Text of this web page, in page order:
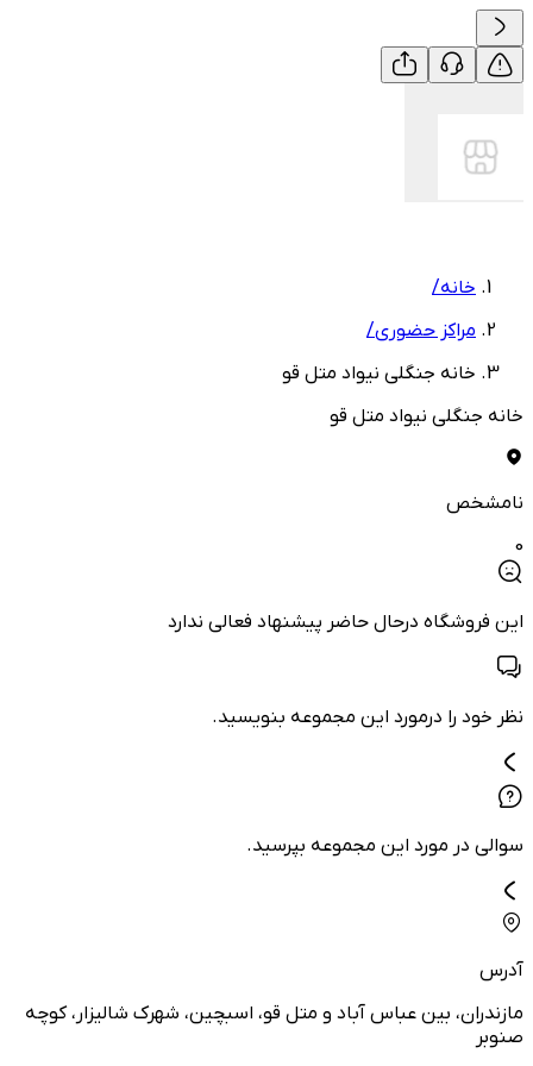
خانه/
مراکز حضوری/
خانه جنگلی نیواد متل قو
خانه جنگلی نیواد متل قو
نامشخص
0
این فروشگاه درحال حاضر پیشنهاد فعالی ندارد
نظر خود را درمورد این مجموعه بنویسید.
سوالی در مورد این مجموعه بپرسید.
آدرس
مازندران، بین عباس آباد و متل قو، اسبچین، شهرک شالیزار، کوچه
صنوبر